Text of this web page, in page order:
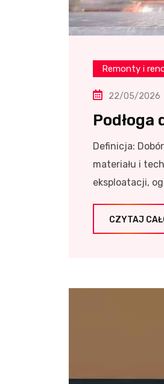
Remonty i
22/05/2026
Definicja:
materiału i
eksploatacji,
CZYTAJ